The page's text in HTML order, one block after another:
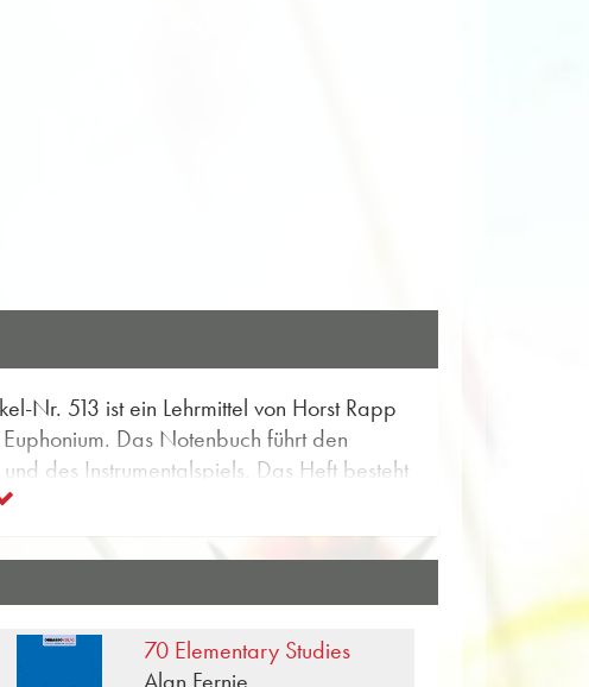
Nr. 513 ist ein Lehrmittel von Horst Rapp
Das Notenbuch führt den
des Instrumentalspiels. Das Heft besteht
ein bestimmtes musikalisches
erarbeitet wird. Die Anzahl der
und einem Kreuz-Vorzeichen.
zu bewältigen und fördern die
musikalischen Strukturen. Viele
70 Elementary Studies
Alan Fernie